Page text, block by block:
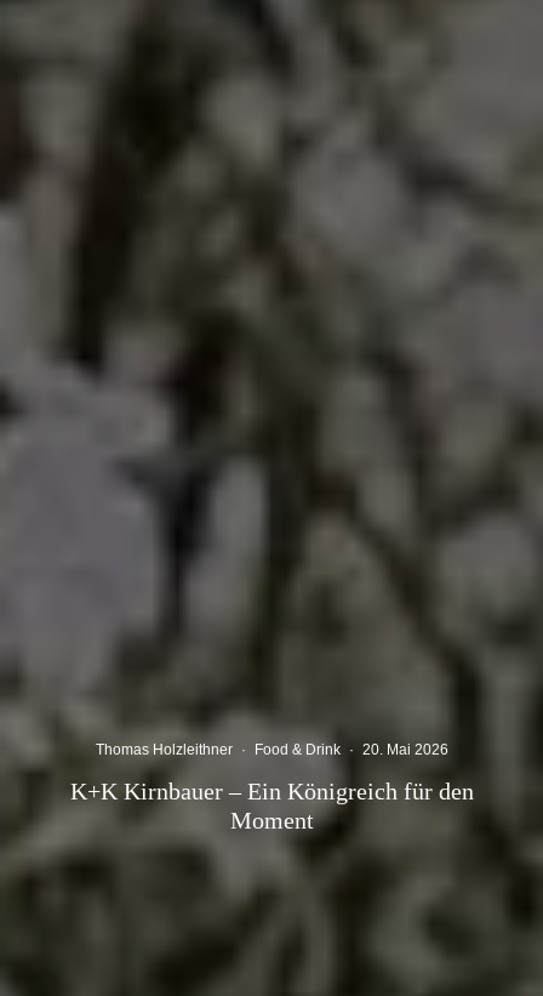
Thomas Holzleithner · Food & Drink · 20. Mai 2026
K+K Kirnbauer – Ein Königreich für den
Moment